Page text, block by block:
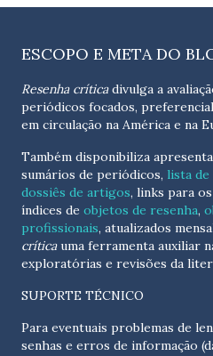
ESCOPO E META DO
Resenha críticadivulga a
periódicos focados,
em circulação na América e na
Também disponibiliza
sumários de periódicos, lista
dossiês de artigos, links para
índices de objetos de resenha,
profissionais, atualizados
críticauma ferramenta auxiliar
exploratórias e revisões da
SUPORTE TÉCNICO
Para eventuais problemas de
senhas e erros de informação